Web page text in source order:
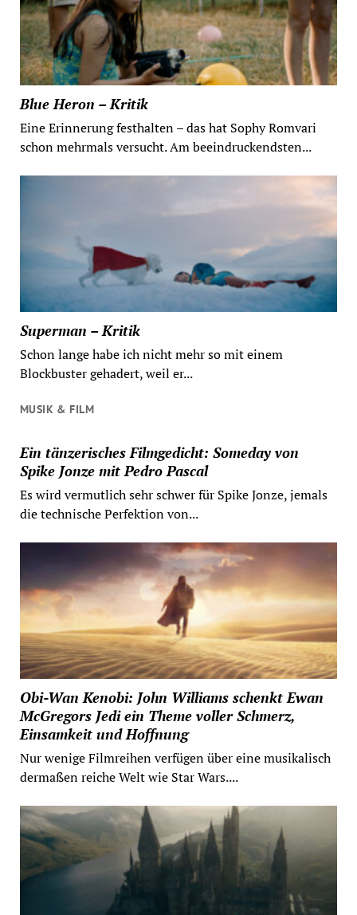
Blue Heron – Kritik
Eine Erinnerung festhalten – das hat Sophy Romvari
schon mehrmals versucht. Am beeindruckendsten...
Superman – Kritik
Schon lange habe ich nicht mehr so mit einem
Blockbuster gehadert, weil er...
MUSIK & FILM
Ein tänzerisches Filmgedicht: Someday von
Spike Jonze mit Pedro Pascal
Es wird vermutlich sehr schwer für Spike Jonze, jemals
die technische Perfektion von...
Obi-Wan Kenobi: John Williams schenkt Ewan
McGregors Jedi ein Theme voller Schmerz,
Einsamkeit und Hoffnung
Nur wenige Filmreihen verfügen über eine musikalisch
dermaßen reiche Welt wie Star Wars....